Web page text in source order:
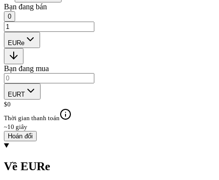
Bạn đang bán
0
EURe
Bạn đang mua
EURT
$0
Thời gian thanh toán
~10 giây
Hoán đổi
Về EURe